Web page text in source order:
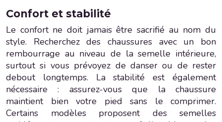
Confort et stabilité
Le confort ne doit jamais être sacrifié au nom du
style. Recherchez des chaussures avec un bon
rembourrage au niveau de la semelle intérieure,
surtout si vous prévoyez de danser ou de rester
debout longtemps. La stabilité est également
nécessaire : assurez-vous que la chaussure
maintient bien votre pied sans le comprimer.
Certains modèles proposent des semelles